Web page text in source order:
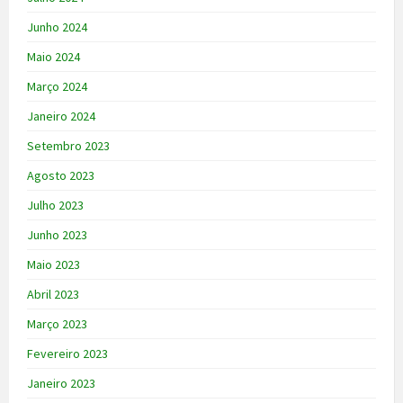
Junho 2024
Maio 2024
Março 2024
Janeiro 2024
Setembro 2023
Agosto 2023
Julho 2023
Junho 2023
Maio 2023
Abril 2023
Março 2023
Fevereiro 2023
Janeiro 2023